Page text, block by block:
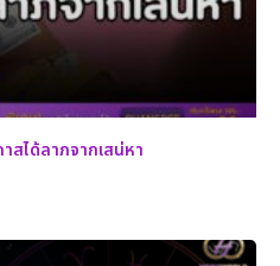
สได้ลาภจากเสน่หา